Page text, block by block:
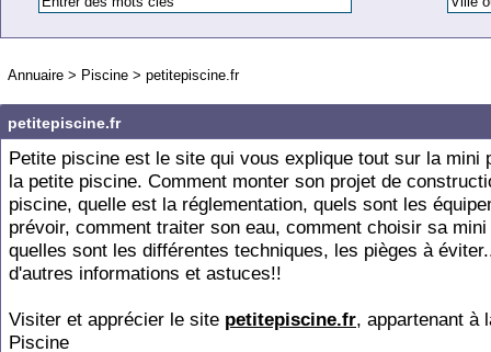
Annuaire > Piscine > petitepiscine.fr
petitepiscine.fr
Petite piscine est le site qui vous explique tout sur la mini
la petite piscine. Comment monter son projet de
piscine, quelle est la réglementation, quels sont les
prévoir, comment traiter son eau, comment choisir sa
quelles sont les différentes techniques, les pièges à
d'autres informations et astuces!!
Visiter et apprécier le site petitepiscine.fr, appartenant à
Piscine